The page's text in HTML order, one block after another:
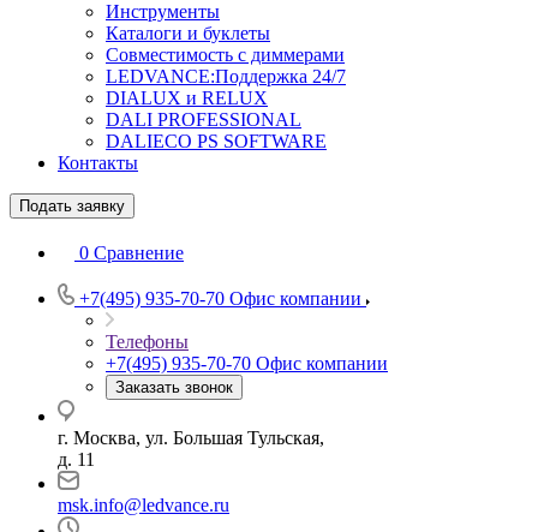
Инструменты
Каталоги и буклеты
Совместимость с диммерами
LEDVANCE:Поддержка 24/7
DIALUX и RELUX
DALI PROFESSIONAL
DALIECO PS SOFTWARE
Контакты
Подать заявку
0 Сравнение
+7(495) 935-70-70 Офис компании
Телефоны
+7(495) 935-70-70 Офис компании
Заказать звонок
г. Москва, ул. Большая Тульская,
д. 11
msk.info@ledvance.ru